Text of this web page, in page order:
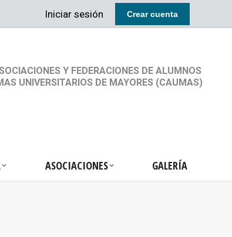
Iniciar sesión Crear cuenta
Y FEDERACIONES DE ALUMNOS
UNIVERSITARIOS DE MAYORES (CAUMAS)
ASOCIACIONES GALERÍA